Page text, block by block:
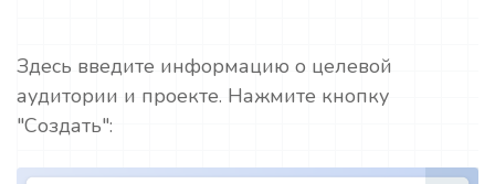
Здесь введите информацию о целевой
аудитории и проекте. Нажмите кнопку
"Создать":